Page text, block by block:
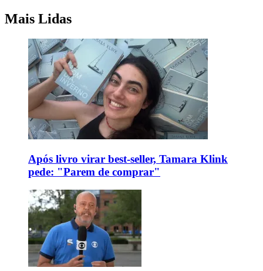
Mais Lidas
Após livro virar best-seller, Tamara Klink
pede: "Parem de comprar"